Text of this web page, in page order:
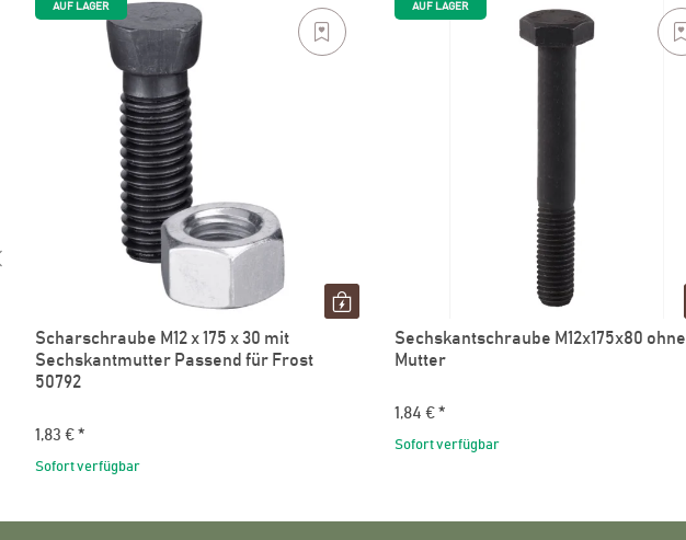
AUF LAGER
Scharschraube M12 x 175 x 30 mit
Sechskantmutter Passend für Frost
50792
1,83 € *
Sofort verfügbar
AUF LAGER
Sechskantschraube M12x175x80 ohne
Mutter
1,84 € *
Sofort verfügbar